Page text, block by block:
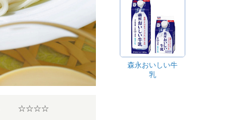
☆☆☆☆
森永おいしい牛
乳